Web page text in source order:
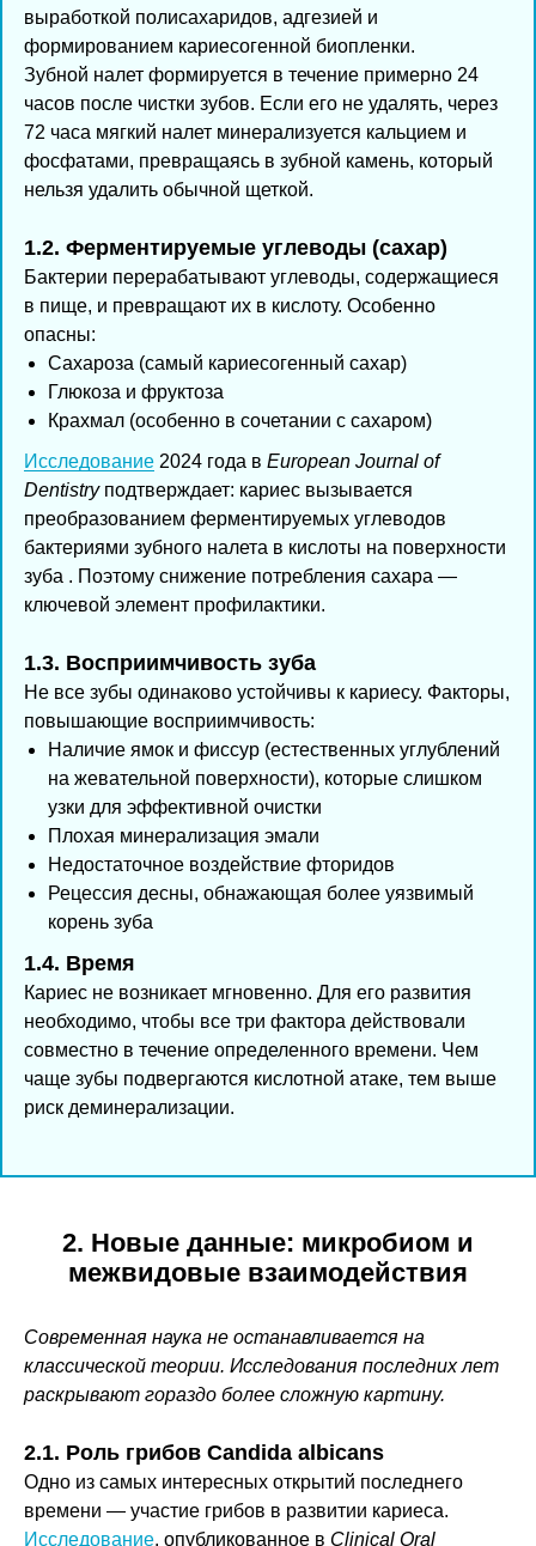
выработкой полисахаридов, адгезией и
формированием кариесогенной биопленки.
Зубной налет формируется в течение примерно 24
часов после чистки зубов. Если его не удалять, через
72 часа мягкий налет минерализуется кальцием и
фосфатами, превращаясь в зубной камень, который
нельзя удалить обычной щеткой.
1.2. Ферментируемые углеводы (сахар)
Бактерии перерабатывают углеводы, содержащиеся
в пище, и превращают их в кислоту. Особенно
опасны:
Сахароза (самый кариесогенный сахар)
Глюкоза и фруктоза
Крахмал (особенно в сочетании с сахаром)
Исследование 2024 года в European Journal of
Dentistryподтверждает: кариес вызывается
преобразованием ферментируемых углеводов
бактериями зубного налета в кислоты на поверхности
зуба . Поэтому снижение потребления сахара —
ключевой элемент профилактики.
1.3. Восприимчивость зуба
Не все зубы одинаково устойчивы к кариесу. Факторы,
повышающие восприимчивость:
Наличие ямок и фиссур (естественных углублений
на жевательной поверхности), которые слишком
узки для эффективной очистки
Плохая минерализация эмали
Недостаточное воздействие фторидов
Рецессия десны, обнажающая более уязвимый
корень зуба
1.4. Время
Кариес не возникает мгновенно. Для его развития
необходимо, чтобы все три фактора действовали
совместно в течение определенного времени. Чем
чаще зубы подвергаются кислотной атаке, тем выше
риск деминерализации.
2. Новые данные: микробиом и
межвидовые взаимодействия
Современная наука не останавливается на
классической теории. Исследования последних лет
раскрывают гораздо более сложную картину.
2.1. Роль грибов Candida albicans
Одно из самых интересных открытий последнего
времени — участие грибов в развитии кариеса.
Исследование, опубликованное в Clinical Oral